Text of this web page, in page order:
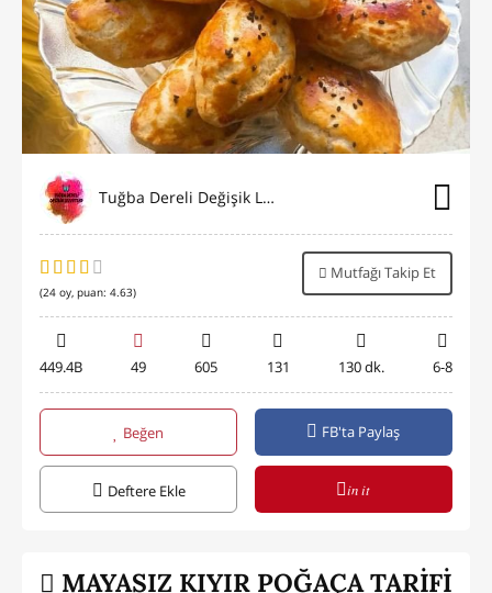
Tuğba Dereli Değişik Lezzetler
(24 oy, puan: 4.63)
Mutfağı Takip Et
449.4B 49 605 131 130 dk. 6-8
Beğen FB'ta Paylaş
Deftere Ekle in it
MAYASIZ KIYIR POĞAÇA TARİFİ